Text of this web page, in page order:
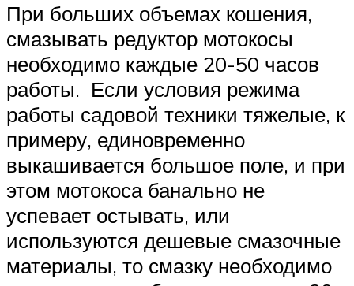
При больших объемах кошения,
смазывать редуктор мотокосы
необходимо каждые 20-50 часов
работы. Если условия режима
работы садовой техники тяжелые, к
примеру, единовременно
выкашивается большое поле, и при
этом мотокоса банально не
успевает остывать, или
используются дешевые смазочные
материалы, то смазку необходимо